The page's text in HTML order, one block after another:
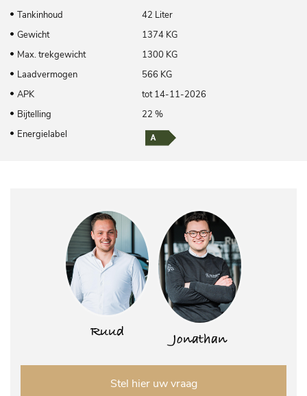
Tankinhoud
42 Liter
Gewicht
1374 KG
Max. trekgewicht
1300 KG
Laadvermogen
566 KG
APK
tot 14-11-2026
Bijtelling
22 %
Energielabel
Ruud Jonathan
Stel hier uw vraag